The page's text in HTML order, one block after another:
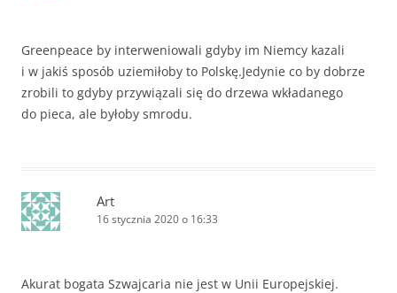
Greenpeace by interweniowali gdyby im Niemcy kazali
i w jakiś sposób uziemiłoby to Polskę.Jedynie co by dobrze
zrobili to gdyby przywiązali się do drzewa wkładanego
do pieca, ale byłoby smrodu.
Art
16 stycznia 2020 o 16:33
Akurat bogata Szwajcaria nie jest w Unii Europejskiej.